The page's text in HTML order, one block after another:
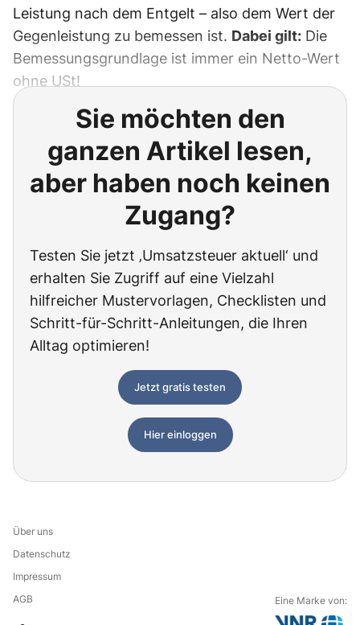
Leistung nach dem Entgelt – also dem Wert der
Gegenleistung zu bemessen ist. Dabei gilt: Die
Bemessungsgrundlage ist immer ein Netto-Wert
ohne USt!
Sie möchten den
ganzen Artikel lesen,
aber haben noch keinen
Zugang?
Testen Sie jetzt ‚Umsatzsteuer aktuell‘ und
erhalten Sie Zugriff auf eine Vielzahl
hilfreicher Mustervorlagen, Checklisten und
Schritt-für-Schritt-Anleitungen, die Ihren
Alltag optimieren!
Jetzt gratis testen
Hier einloggen
Über uns
Datenschutz
Impressum
AGB
Eine Marke von: